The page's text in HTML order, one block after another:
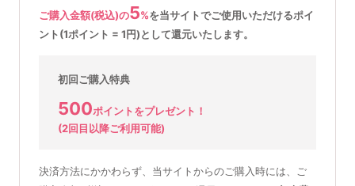
ご購入金額(税込)の5%を当サイトでご使用いただけるポイ
ント(1ポイント = 1円)として還元いたします。
初回ご購入特典
500ポイントをプレゼント！
(2回目以降ご利用可能)
決済方法にかかわらず、当サイトからのご購入時には、ご